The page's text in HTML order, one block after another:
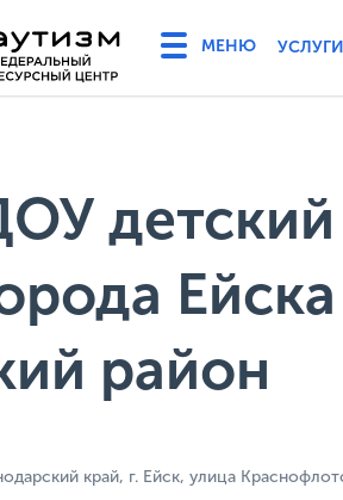
УСЛУГИ
район
край, г. Ейск, улица